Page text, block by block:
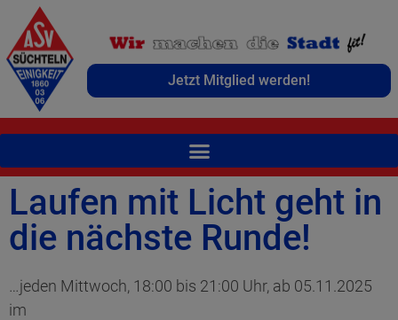
Jetzt Mitglied werden!
Laufen mit Licht geht in
die nächste Runde!
…jeden Mittwoch, 18:00 bis 21:00 Uhr, ab 05.11.2025
im